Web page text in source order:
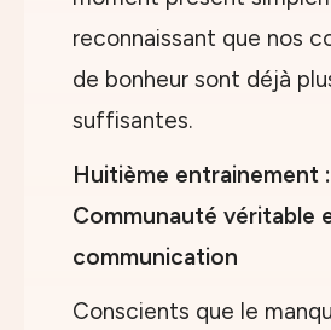
reconnaissant que nos
de bonheur sont déjà
suffisantes.
Huitième entrainement :
Communauté véritable
communication
Conscients que le